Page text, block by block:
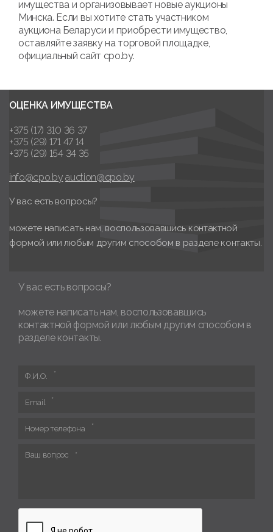
имущества и организовывает новые аукционы
Минска. Если вы хотите стать участником
аукциона Беларуси и приобрести имущество,
оставляйте заявку на торговой площадке,
официальный сайт cpo.by.
ОЦЕНКА ИМУЩЕСТВА
+375 (17) 310 36 37
+375 (29) 171 47 14
+375 (29) 154 34 35
info@cpo.by auction@cpo.by
У вас есть вопросы?
можете написать нам, воспользовавшись контактной
формой или любым другим способом в разделе контакты.
У вас есть вопросы?
можете написать нам, воспользовавшись
контактной формой или любым другим способом в
разделе контакты.
Ф.И.О.
Email
Номер телефона
Ваш вопрос